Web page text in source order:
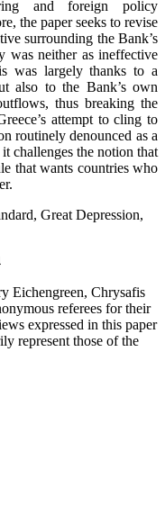
and foreign policy
the paper seeks to revise
surrounding the Bank’s
was neither as ineffective
was largely thanks to a
also to the Bank’s own
thus breaking the
attempt to cling to
routinely denounced as a
challenges the notion that
that wants countries who
Great Depression,
Eichengreen, Chrysafis
referees for their
expressed in this paper
represent those of the